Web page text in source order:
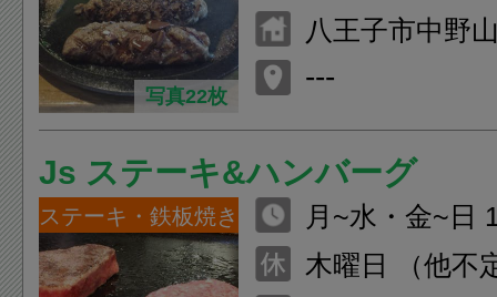
写真22枚
八王子市中野
---
Js ステーキ&ハンバーグ
ステーキ・鉄板焼き
月~水・金~日
月~水・金~日
木曜日 （他不